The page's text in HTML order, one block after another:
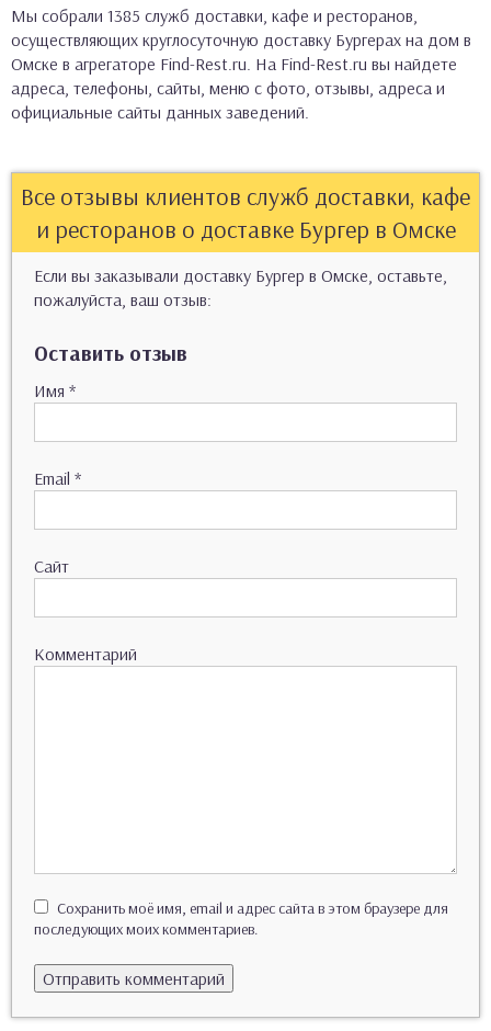
Мы собрали 1385 служб доставки, кафе и ресторанов,
осуществляющих круглосуточную доставку Бургерах на дом в
Омске в агрегаторе Find-Rest.ru. На Find-Rest.ru вы найдете
адреса, телефоны, сайты, меню с фото, отзывы, адреса и
официальные сайты данных заведений.
Все отзывы клиентов служб доставки, кафе
и ресторанов о доставке Бургер в Омске
Если вы заказывали доставку Бургер в Омске, оставьте,
пожалуйста, ваш отзыв:
Оставить отзыв
Имя *
Email *
Сайт
Комментарий
Сохранить моё имя, email и адрес сайта в этом браузере для
последующих моих комментариев.